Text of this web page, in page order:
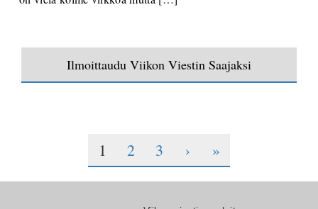
Ilmoittaudu Viikon Viestin Saajaksi
1 2 3